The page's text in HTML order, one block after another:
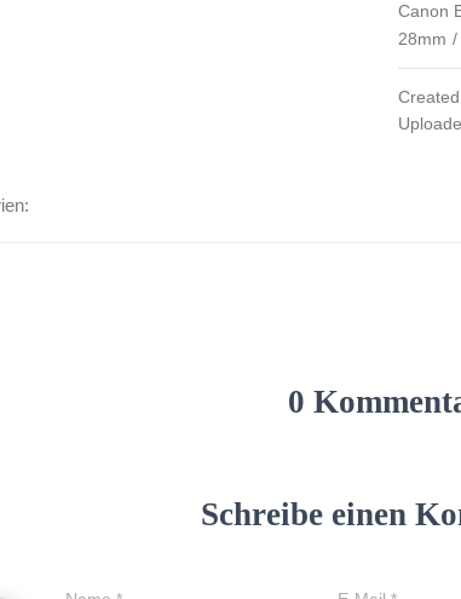
Canon
28mm /
Created
0
Schreibe einen